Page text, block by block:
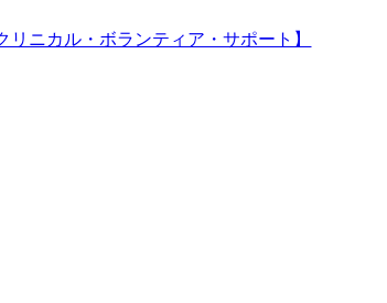
ニカル・ボランティア・サポート】